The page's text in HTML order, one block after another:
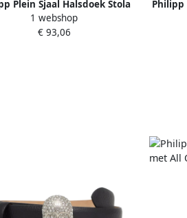
Plein Sjaal Halsdoek Stola
geborduurd Logo Black
Dames
1 webshop
€ 93,06
Philipp